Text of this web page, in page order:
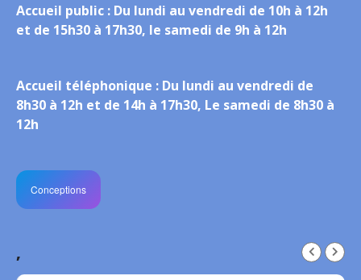
Accueil public : Du lundi au vendredi de 10h à 12h
et de 15h30 à 17h30, le samedi de 9h à 12h
Accueil téléphonique : Du lundi au vendredi de
8h30 à 12h et de 14h à 17h30, Le samedi de 8h30 à
12h
Conceptions
,